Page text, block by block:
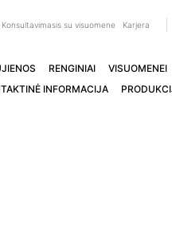
Konsultavimasis su visuomene Karjera
RENGINIAI VISUOMENEI
INFORMACIJA